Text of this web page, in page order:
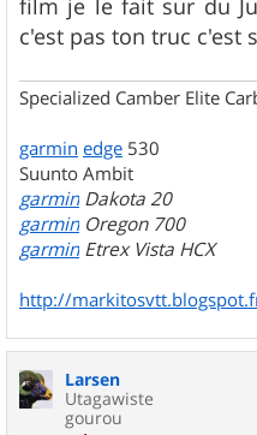
film je le fait sur du
c'est pas ton truc c'est
Specialized Camber Elite
garmin edge 530
Suunto Ambit
garmin Dakota 20
garmin Oregon 700
garmin Etrex Vista HCX
http://
Larsen
Utagawiste
gourou